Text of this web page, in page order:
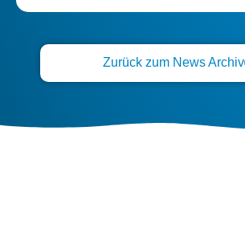
Zurück zum News Archiv